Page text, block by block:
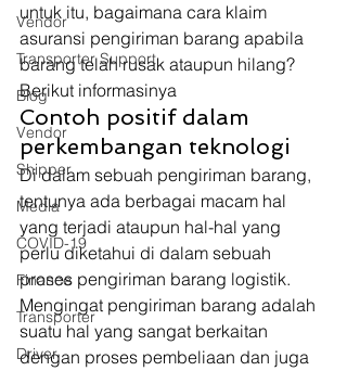
Vendor
Transporter Support
Blog
Vendor
Shipper
Media
COVID-19
Finance
Transporter
Driver
untuk itu, bagaimana cara klaim
asuransi pengiriman barang apabila
barang telah rusak ataupun hilang?
Berikut informasinya
Contoh positif dalam
perkembangan teknologi
Di dalam sebuah pengiriman barang,
tentunya ada berbagai macam hal
yang terjadi ataupun hal-hal yang
perlu diketahui di dalam sebuah
proses pengiriman barang logistik.
Mengingat pengiriman barang adalah
suatu hal yang sangat berkaitan
dengan proses pembeliaan dan juga